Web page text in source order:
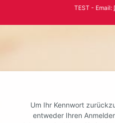
TEST - Email:
Um Ihr Kennwort
entweder Ihren